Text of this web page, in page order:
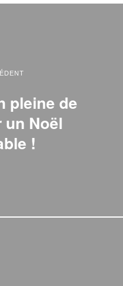
pleine de
un Noël
!